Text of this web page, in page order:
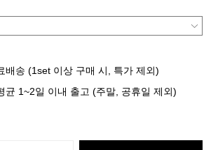
배송 (1set 이상 구매 시, 특가 제외)
균 1~2일 이내 출고 (주말, 공휴일 제외)